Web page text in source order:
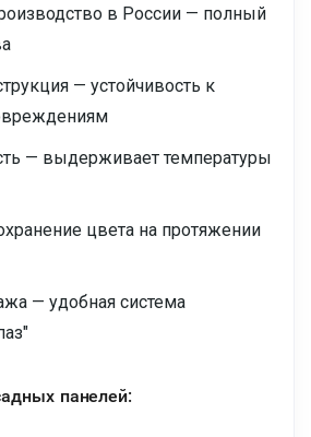
в России — полный
— устойчивость к
— выдерживает температуры
цвета на протяжении
— удобная система
панелей: